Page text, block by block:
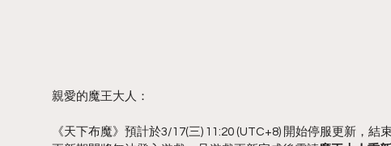
親愛的魔王大人：
《天下布魔》預計於3/17(三) 11:20 (UTC+8) 開始停服更新，結